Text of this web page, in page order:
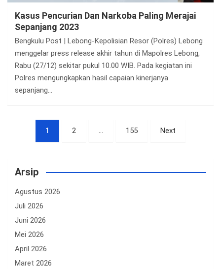
Kasus Pencurian Dan Narkoba Paling Merajai
Sepanjang 2023
Bengkulu Post | Lebong-Kepolisian Resor (Polres) Lebong
menggelar press release akhir tahun di Mapolres Lebong,
Rabu (27/12) sekitar pukul 10.00 WIB. Pada kegiatan ini
Polres mengungkapkan hasil capaian kinerjanya
sepanjang…
Paginasi1 2 … 155 Next
Arsip
Agustus 2026
Juli 2026
Juni 2026
Mei 2026
April 2026
Maret 2026